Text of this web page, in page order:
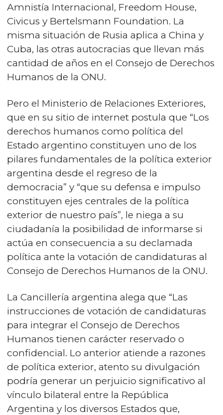
Amnistía Internacional, Freedom House,
Civicus y Bertelsmann Foundation. La
misma situación de Rusia aplica a China y
Cuba, las otras autocracias que llevan más
cantidad de años en el Consejo de Derechos
Humanos de la ONU.
Pero el Ministerio de Relaciones Exteriores,
que en su sitio de internet postula que “Los
derechos humanos como política del
Estado argentino constituyen uno de los
pilares fundamentales de la política exterior
argentina desde el regreso de la
democracia” y “que su defensa e impulso
constituyen ejes centrales de la política
exterior de nuestro país”, le niega a su
ciudadanía la posibilidad de informarse si
actúa en consecuencia a su declamada
política ante la votación de candidaturas al
Consejo de Derechos Humanos de la ONU.
La Cancillería argentina alega que “Las
instrucciones de votación de candidaturas
para integrar el Consejo de Derechos
Humanos tienen carácter reservado o
confidencial. Lo anterior atiende a razones
de política exterior, atento su divulgación
podría generar un perjuicio significativo al
vínculo bilateral entre la República
Argentina y los diversos Estados que,